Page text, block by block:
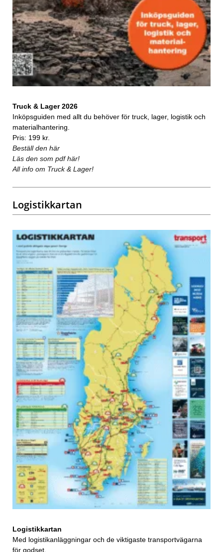
Truck & Lager 2026
Inköpsguiden med allt du behöver för truck, lager, logistik och
materialhantering.
Pris: 199 kr.
Beställ den här
Läs den som pdf här!
All info om Truck & Lager!
Logistikkartan
Logistikkartan
Med logistikanläggningar och de viktigaste transportvägarna
för godset.